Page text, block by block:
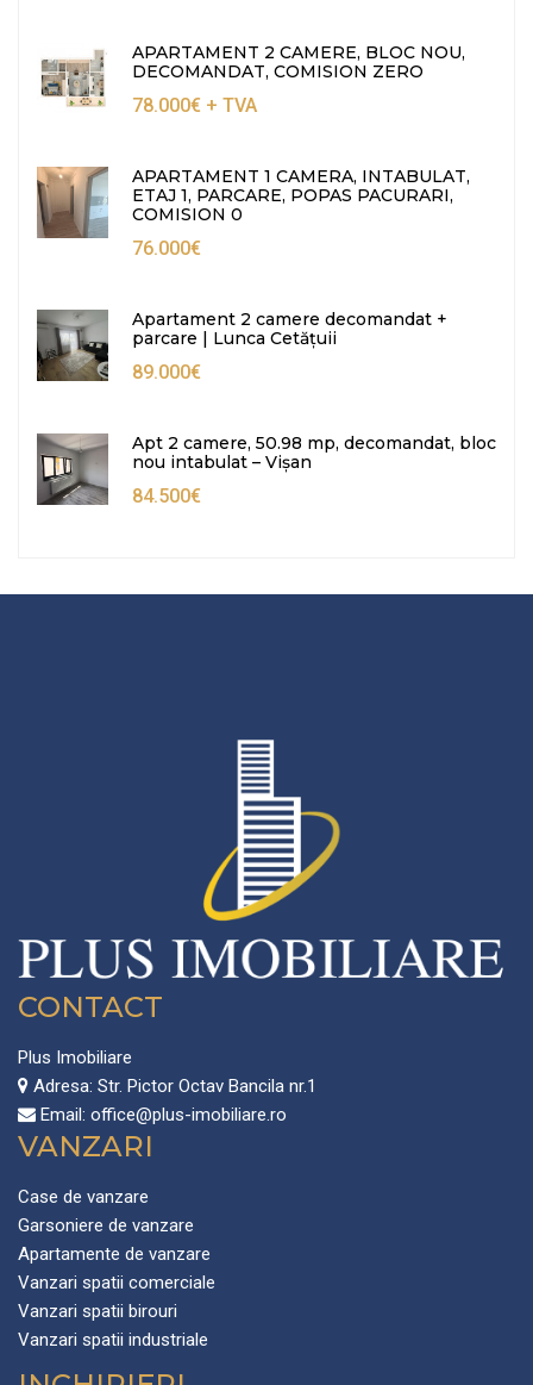
APARTAMENT 2 CAMERE, BLOC NOU,
DECOMANDAT, COMISION ZERO
78.000€ + TVA
APARTAMENT 1 CAMERA, INTABULAT,
ETAJ 1, PARCARE, POPAS PACURARI,
COMISION 0
76.000€
Apartament 2 camere decomandat +
parcare | Lunca Cetățuii
89.000€
Apt 2 camere, 50.98 mp, decomandat, bloc
nou intabulat – Vișan
84.500€
CONTACT
Plus Imobiliare
Adresa: Str. Pictor Octav Bancila nr.1
Email: office@plus-imobiliare.ro
VANZARI
Case de vanzare
Garsoniere de vanzare
Apartamente de vanzare
Vanzari spatii comerciale
Vanzari spatii birouri
Vanzari spatii industriale